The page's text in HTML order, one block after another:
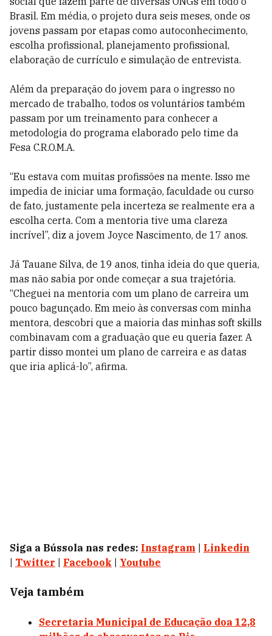
Brasil. Em média, o projeto dura seis meses, onde os
jovens passam por etapas como autoconhecimento,
escolha profissional, planejamento profissional,
elaboração de currículo e simulação de entrevista.
Além da preparação do jovem para o ingresso no
mercado de trabalho, todos os voluntários também
passam por um treinamento para conhecer a
metodologia do programa elaborado pelo time da
Fesa C.R.O.M.A.
“Eu estava com muitas profissões na mente. Isso me
impedia de iniciar uma formação, faculdade ou curso
de fato, justamente pela incerteza se realmente era a
escolha certa. Com a mentoria tive uma clareza
incrível”, diz a jovem Joyce Nascimento, de 17 anos.
Já Tauane Silva, de 19 anos, tinha ideia do que queria,
mas não sabia por onde começar a sua trajetória.
“Cheguei na mentoria com um plano de carreira um
pouco bagunçado. Em meio às conversas com minha
mentora, descobri que a maioria das minhas soft skills
combinavam com a graduação que eu queria fazer. A
partir disso montei um plano de carreira e as datas
que iria aplicá-lo”, afirma.
Siga a Bússola nas redes: Instagram
Linkedin
Twitter Facebook Youtube
Veja também
Secretaria Municipal de Educação doa 12,8